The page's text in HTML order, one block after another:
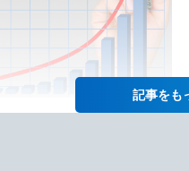
記事を